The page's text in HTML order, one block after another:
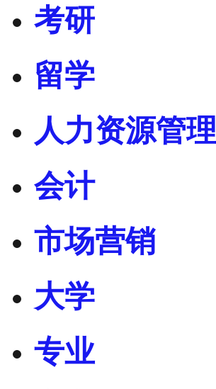
考研
留学
人力资源管理
会计
市场营销
大学
专业